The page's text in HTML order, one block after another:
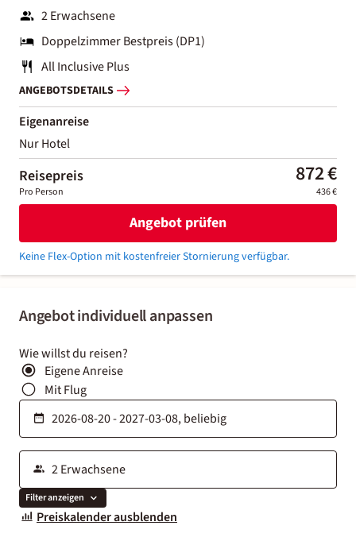
Angebot individuell anpassen
Wie willst du reisen?
Eigene Anreise
Mit Flug
Filter anzeigen
Preiskalender ausblenden
2 Erwachsene
Doppelzimmer Bestpreis (DP1)
All Inclusive Plus
ANGEBOTSDETAILS
Eigenanreise
Nur Hotel
Reisepreis 872 €
Pro Person 436 €
Angebot prüfen
Keine Flex-Option mit kostenfreier Stornierung verfügbar.